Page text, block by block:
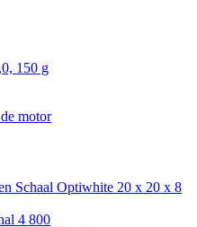
150 g
motor
Schaal Optiwhite 20 x 20 x 8
4 800